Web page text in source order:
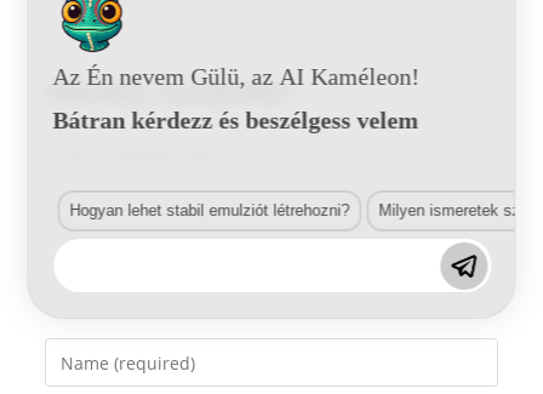
Vélemény, hozzászólás?
Enter
your
Az Én nevem Gülü, az AI Kaméleon!
Bátran kérdezz és beszélgess velem
Hogyan lehet stabil emulziót létrehozni? Milyen ismeretek